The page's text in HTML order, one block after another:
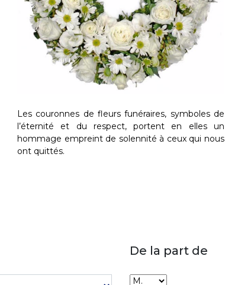
Les couronnes de fleurs funéraires, symboles de
l’éternité et du respect, portent en elles un
hommage empreint de solennité à ceux qui nous
ont quittés.
De la part de